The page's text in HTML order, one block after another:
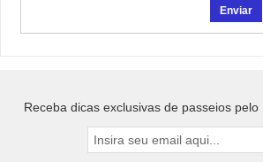
Receba dicas exclusivas de passeios pelo